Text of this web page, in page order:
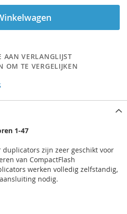
AAN VERLANGLIJST
OM TE VERGELIJKEN
1-47
duplicators zijn zeer geschikt voor
van CompactFlash
werken volledig zelfstandig,
nodig.